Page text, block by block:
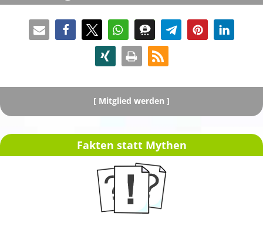
[ Mitglied werden ]
[ Spenden ]
Fakten statt Mythen